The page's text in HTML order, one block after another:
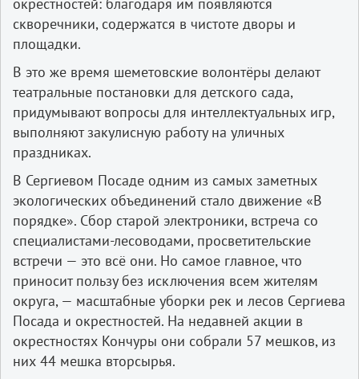
скворечники, содержатся в чистоте дворы и
площадки.
В это же время шеметовские волонтёры делают
театральные постановки для детского сада,
придумывают вопросы для интеллектуальных игр,
выполняют закулисную работу на уличных
праздниках.
В Сергиевом Посаде одним из самых заметных
экологических объединений стало движение «В
порядке». Сбор старой электроники, встреча со
специалистами-­лесоводами, просветительские
встречи — это всё они. Но самое главное, что
приносит пользу без исключения всем жителям
округа, — масштабные уборки рек и лесов Сергиева
Посада и окрестностей. На недавней акции в
окрестностях Кончуры они собрали 57 мешков, из
них 44 мешка вторсырья.